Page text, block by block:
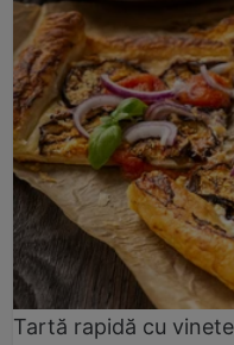
Tartă rapidă cu